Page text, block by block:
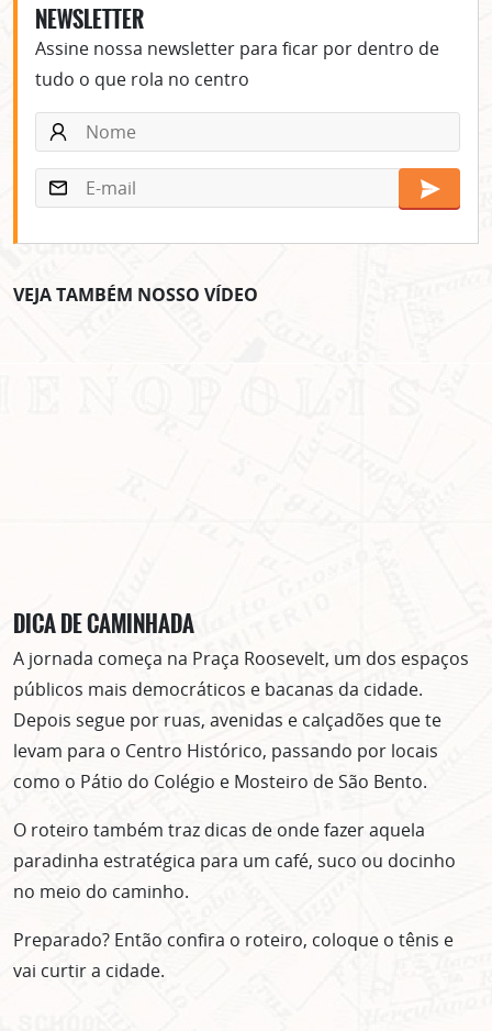
NEWSLETTER
Assine nossa newsletter para ficar por dentro de
tudo o que rola no centro
VEJA TAMBÉM NOSSO VÍDEO
DICA DE CAMINHADA
A jornada começa na Praça Roosevelt, um dos espaços
públicos mais democráticos e bacanas da cidade.
Depois segue por ruas, avenidas e calçadões que te
levam para o Centro Histórico, passando por locais
como o Pátio do Colégio e Mosteiro de São Bento.
O roteiro também traz dicas de onde fazer aquela
paradinha estratégica para um café, suco ou docinho
no meio do caminho.
Preparado? Então confira o roteiro, coloque o tênis e
vai curtir a cidade.